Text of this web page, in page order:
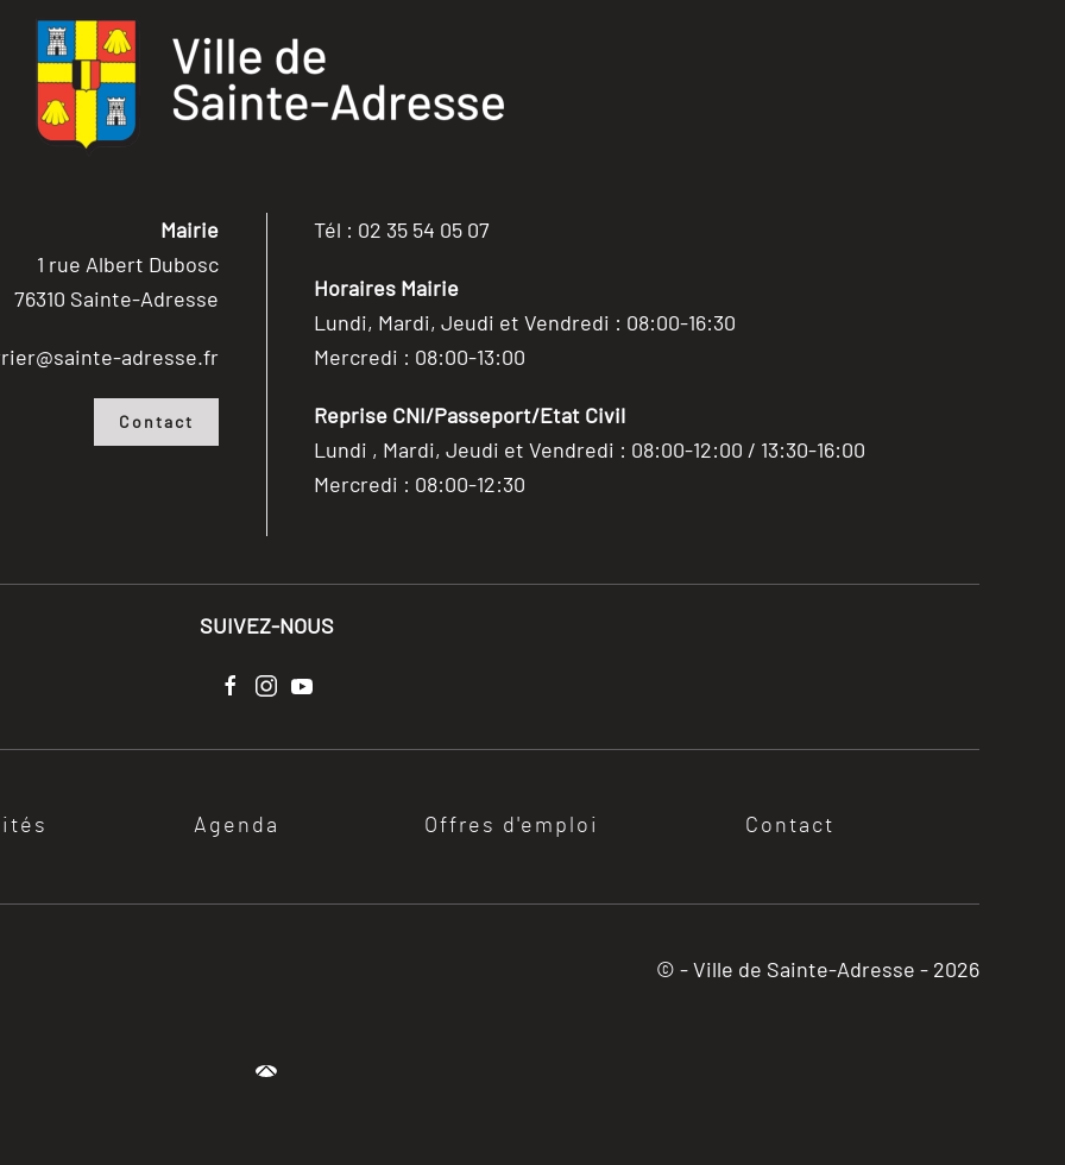
Mairie
1 rue Albert Dubosc
76310 Sainte-Adresse
adresse.fr
Contact
Tél : 02 35 54 05 07
Horaires Mairie
Lundi, Mardi, Jeudi et Vendredi : 08:00-16:30
Mercredi : 08:00-13:00
Reprise CNI/Passeport/Etat Civil
Lundi , Mardi, Jeudi et Vendredi : 08:00-12:00 / 13:30-16:00
Mercredi : 08:00-12:30
SUIVEZ-NOUS
Agenda Offres d'emploi Contact
© - Ville de Sainte-Adresse - 2026